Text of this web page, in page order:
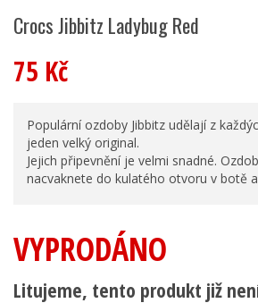
Crocs Jibbitz Ladybug Red
75 Kč
Populární ozdoby Jibbitz udělají z
jeden velký original.
Jejich připevnění je velmi snadné.
nacvaknete do kulatého otvoru v botě
VYPRODÁNO
Litujeme, tento produkt již